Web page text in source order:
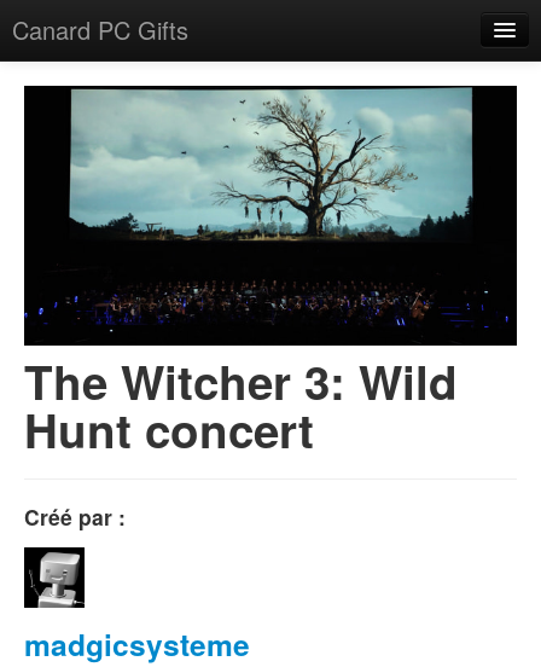
Canard PC Gifts
F.A.Q.
The Witcher 3: Wild
Hunt concert
Créé par :
madgicsysteme